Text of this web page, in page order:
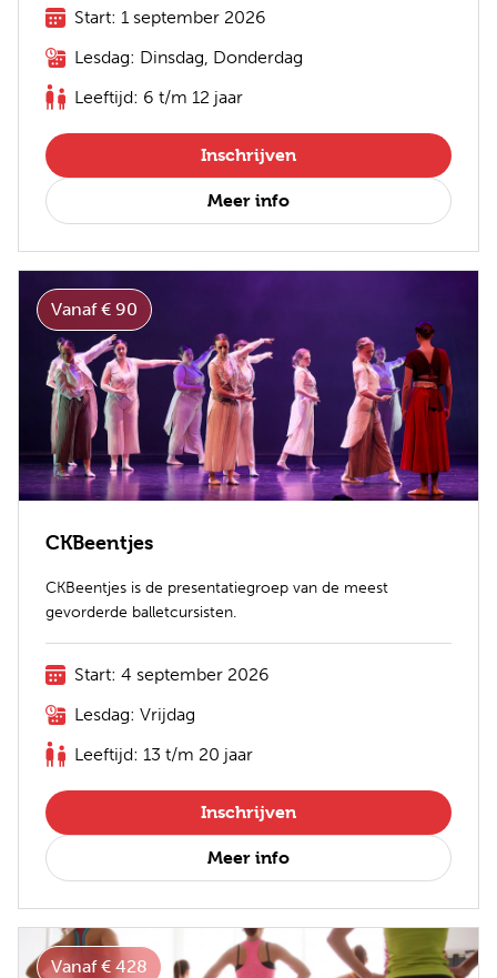
Start: 1 september 2026
Lesdag: Dinsdag, Donderdag
Leeftijd: 6 t/m 12 jaar
Inschrijven
Meer info
Vanaf € 90
CKBeentjes
CKBeentjes is de presentatiegroep van de meest
gevorderde balletcursisten.
Start: 4 september 2026
Lesdag: Vrijdag
Leeftijd: 13 t/m 20 jaar
Inschrijven
Meer info
Vanaf € 428